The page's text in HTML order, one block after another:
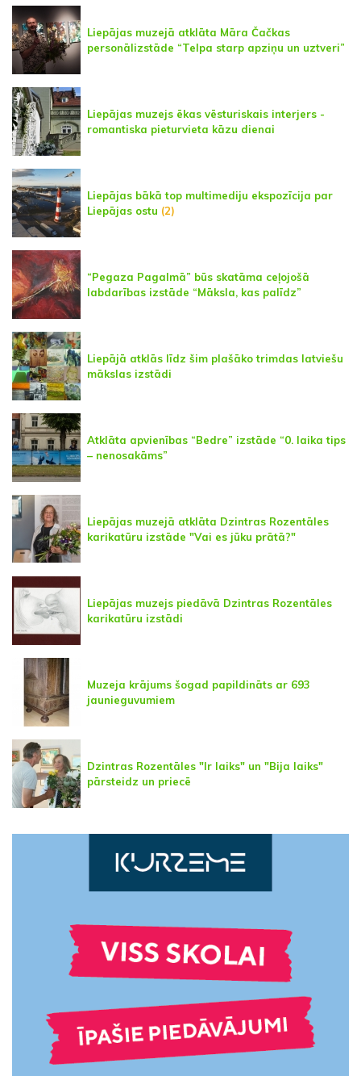
Liepājas muzejā atklāta Māra Čačkas
personālizstāde “Telpa starp apziņu un uztveri”
Liepājas muzejs ēkas vēsturiskais interjers -
romantiska pieturvieta kāzu dienai
Liepājas bākā top multimediju ekspozīcija par
Liepājas ostu (2)
“Pegaza Pagalmā” būs skatāma ceļojošā
labdarības izstāde “Māksla, kas palīdz”
Liepājā atklās līdz šim plašāko trimdas latviešu
mākslas izstādi
Atklāta apvienības “Bedre” izstāde “0. laika tips
– nenosakāms”
Liepājas muzejā atklāta Dzintras Rozentāles
karikatūru izstāde "Vai es jūku prātā?"
Liepājas muzejs piedāvā Dzintras Rozentāles
karikatūru izstādi
Muzeja krājums šogad papildināts ar 693
jaunieguvumiem
Dzintras Rozentāles "Ir laiks" un "Bija laiks"
pārsteidz un priecē